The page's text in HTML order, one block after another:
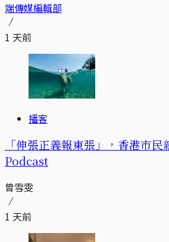
端傳媒編輯部
1 天前
播客
「伸張正義報東張」，香港市
Podcast
曾雪雯
1 天前